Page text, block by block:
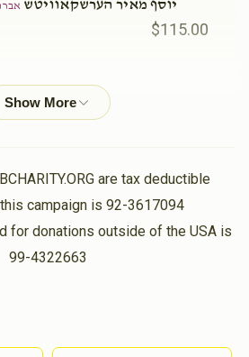
יוסף מאיר הערשקאוויטש
$115.00
אברהם יעקב הערשקאוויטש
אברהם יעקב הערשקאוויטש
$18.00
אברהם יעקב הערשקאוויטש
are tax deductible
campaign is 92-3617094
for donations outside of the USA is
99-4322663